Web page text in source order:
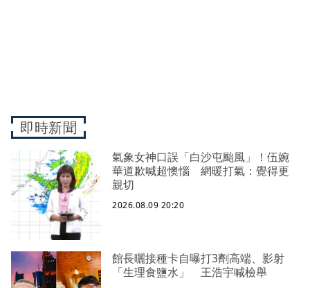
即時新聞
氣象女神口誤「白沙屯颱風」！伍婉
華道歉喊超懊惱 網暖打氣：覺得更
親切
2026.08.09 20:20
館長曬接種卡自曝打3劑高端、影射
「生理食鹽水」 王浩宇喊檢舉